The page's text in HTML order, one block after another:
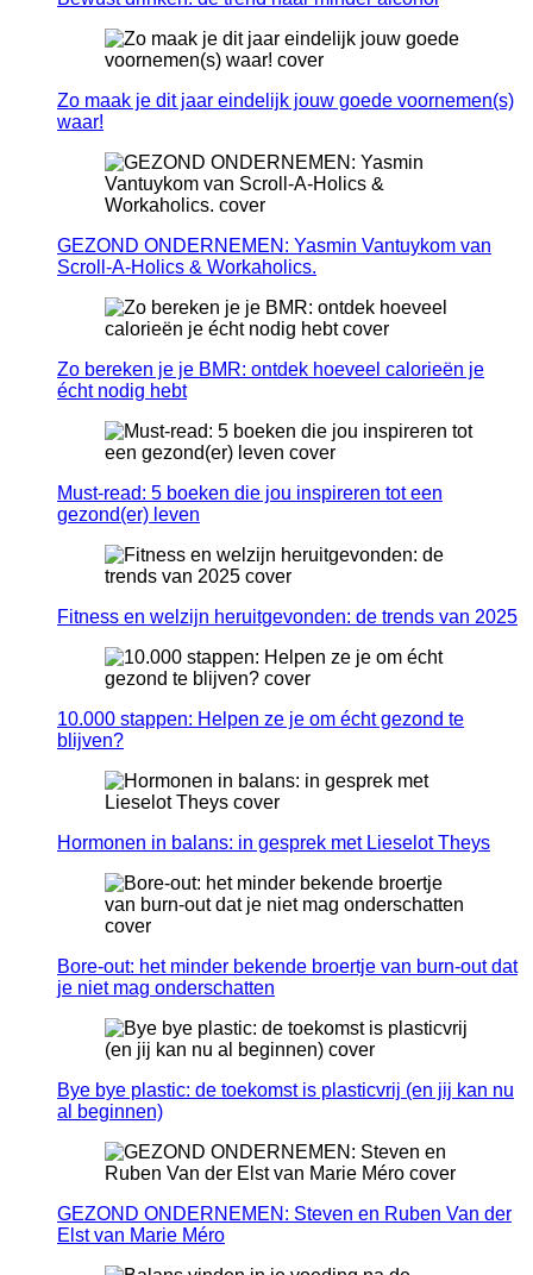
Zo maak je dit jaar eindelijk jouw goede voornemen(s)
waar!
GEZOND ONDERNEMEN: Yasmin Vantuykom van
Scroll-A-Holics & Workaholics.
Zo bereken je je BMR: ontdek hoeveel calorieën je
écht nodig hebt
Must-read: 5 boeken die jou inspireren tot een
gezond(er) leven
Fitness en welzijn heruitgevonden: de trends van 2025
10.000 stappen: Helpen ze je om écht gezond te
blijven?
Hormonen in balans: in gesprek met Lieselot Theys
Bore-out: het minder bekende broertje van burn-out dat
je niet mag onderschatten
Bye bye plastic: de toekomst is plasticvrij (en jij kan nu
al beginnen)
GEZOND ONDERNEMEN: Steven en Ruben Van der
Elst van Marie Méro